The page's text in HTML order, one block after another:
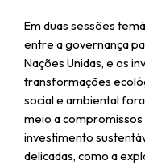
Em duas sessões
entre a governança
Nações Unidas, e os
transformações
social e ambiental
meio a
investimento
delicadas, como a